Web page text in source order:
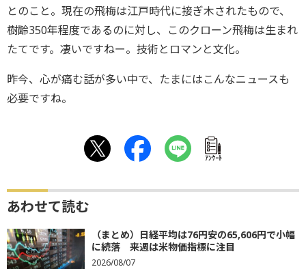
とのこと。現在の飛梅は江戸時代に接ぎ木されたもので、
樹齢350年程度であるのに対し、このクローン飛梅は生まれ
たてです。凄いですねー。技術とロマンと文化。
昨今、心が痛む話が多い中で、たまにはこんなニュースも
必要ですね。
ｱﾝｹｰﾄ
あわせて読む
（まとめ）日経平均は76円安の65,606円で小幅
に続落 来週は米物価指標に注目
2026/08/07